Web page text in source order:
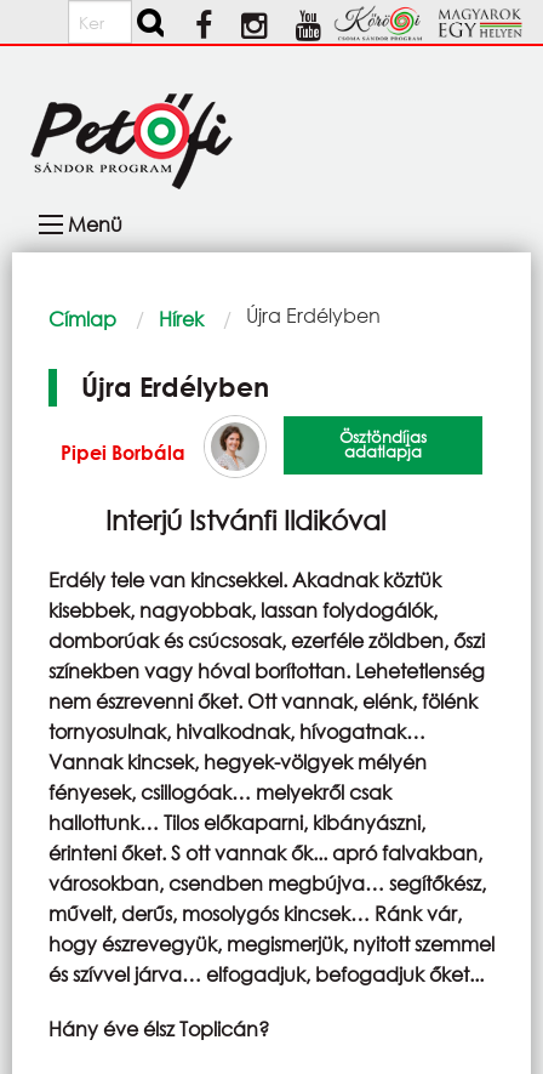
Ugrás a tartalomra
Keresés
navigáció
Menü
Morzsa
Címlap Hírek Current:
Újra Erdélyben
Újra Erdélyben
Pipei Borbála
Ösztöndíjas
adatlapja
Interjú Istvánfi Ildikóval
Erdély tele van kincsekkel. Akadnak köztük
kisebbek, nagyobbak, lassan folydogálók,
domborúak és csúcsosak, ezerféle zöldben, őszi
színekben vagy hóval borítottan. Lehetetlenség
nem észrevenni őket. Ott vannak, elénk, fölénk
tornyosulnak, hivalkodnak, hívogatnak…
Vannak kincsek, hegyek-völgyek mélyén
fényesek, csillogóak… melyekről csak
hallottunk… Tilos előkaparni, kibányászni,
érinteni őket. S ott vannak ők... apró falvakban,
városokban, csendben megbújva… segítőkész,
művelt, derűs, mosolygós kincsek… Ránk vár,
hogy észrevegyük, megismerjük, nyitott szemmel
és szívvel járva… elfogadjuk, befogadjuk őket...
Hány éve élsz Toplicán?